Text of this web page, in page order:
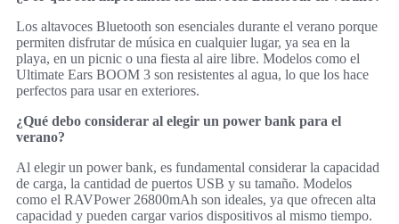
Los altavoces Bluetooth son esenciales durante el verano porque
permiten disfrutar de música en cualquier lugar, ya sea en la
playa, en un picnic o una fiesta al aire libre. Modelos como el
Ultimate Ears BOOM 3 son resistentes al agua, lo que los hace
perfectos para usar en exteriores.
¿Qué debo considerar al elegir un power bank para el
verano?
Al elegir un power bank, es fundamental considerar la capacidad
de carga, la cantidad de puertos USB y su tamaño. Modelos
como el RAVPower 26800mAh son ideales, ya que ofrecen alta
capacidad y pueden cargar varios dispositivos al mismo tiempo.